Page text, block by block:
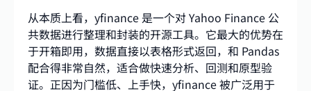
从本质上看，yfinance 是一个对 Yahoo Finance 公
共数据进行整理和封装的开源工具。它最大的优势在
于开箱即用，数据直接以表格形式返回，和 Pandas
配合得非常自然，适合做快速分析、回测和原型验
证。正因为门槛低、上手快，yfinance 被广泛用于